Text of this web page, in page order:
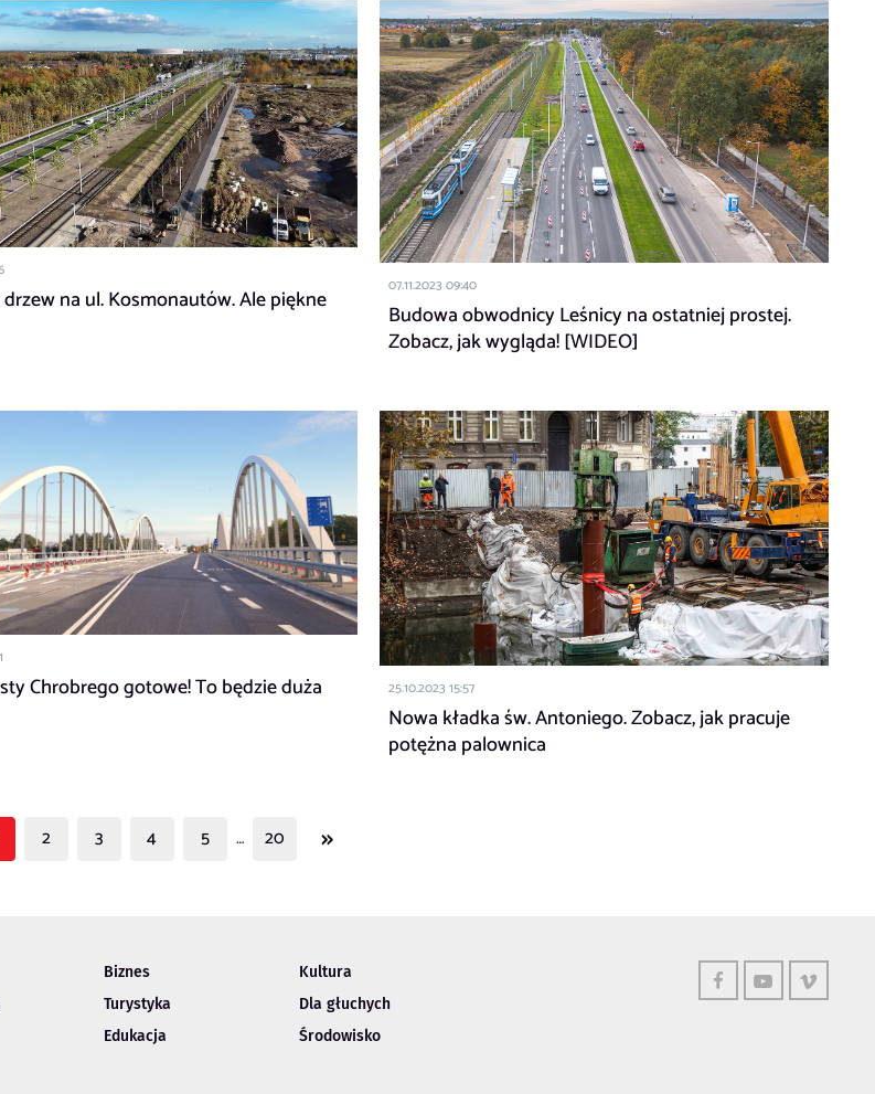
na ul. Kosmonautów. Ale piękne
07.11.2023 09:40
Budowa obwodnicy Leśnicy na ostatniej prostej.
Zobacz, jak wygląda! [WIDEO]
Chrobrego gotowe! To będzie duża
25.10.2023 15:57
Nowa kładka św. Antoniego. Zobacz, jak pracuje
potężna palownica
2 3 4 5 … 20 »
Biznes
Turystyka
Edukacja
Kultura
Dla głuchych
Środowisko